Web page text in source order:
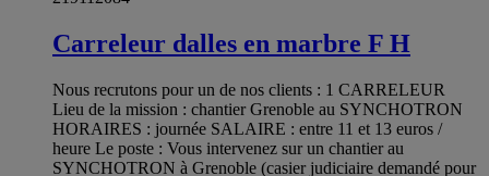
Carreleur dalles en marbre F H
Nous recrutons pour un de nos clients : 1 CARRELEUR
Lieu de la mission : chantier Grenoble au SYNCHOTRON
HORAIRES : journée SALAIRE : entre 11 et 13 euros /
heure Le poste : Vous intervenez sur un chantier au
SYNCHOTRON à Grenoble (casier judiciaire demandé pour